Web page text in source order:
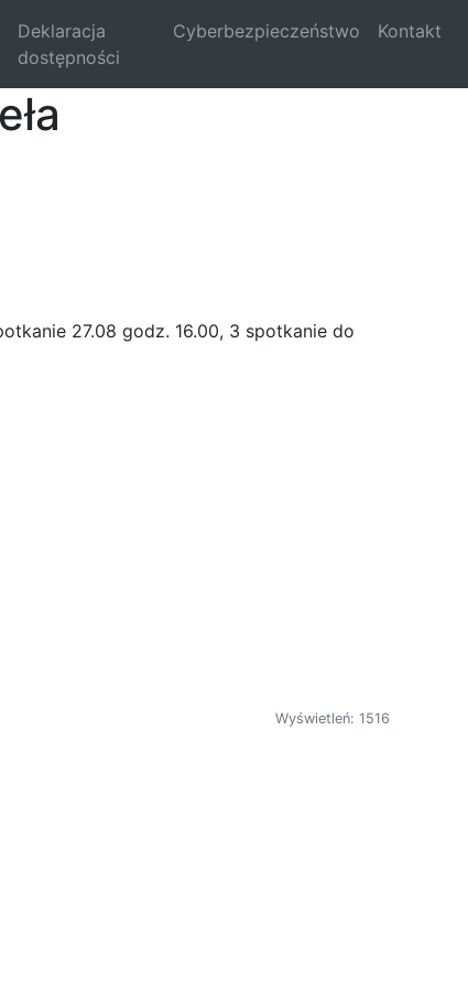
Deklaracja
dostępności
Cyberbezpieczeństwo Kontakt
27.08 godz. 16.00, 3 spotkanie do
Wyświetleń: 1516